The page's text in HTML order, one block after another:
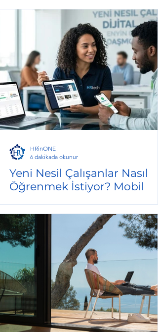
Yeni Nesil Çalışanlar Nasıl
Öğrenmek İstiyor? Mobil
Eğitim Stratejileri
HRinONE
6 dakikada okunur